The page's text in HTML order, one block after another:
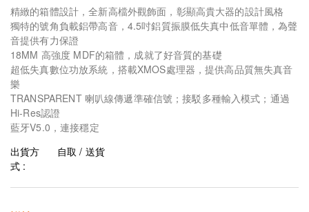
精緻的箱體設計，全新高檔外觀飾面，彰顯高貴大器的設計風格
獨特的號角負載鋁帶高音，4.5吋鋁質振膜低失真中低音單體，為聲
音提供有力保證
18MM 高強度 MDF的箱體，成就了好音質的基礎
超低失真數位功放系統，搭載XMOS處理器，提供高品質無失真音
樂
TRANSPARENT 喇叭線傳遞準確信號；接駁多種輸入模式；通過
Hi-Res認證
藍牙V5.0，連接穩定
出貨方
式 :
自取 / 送貨